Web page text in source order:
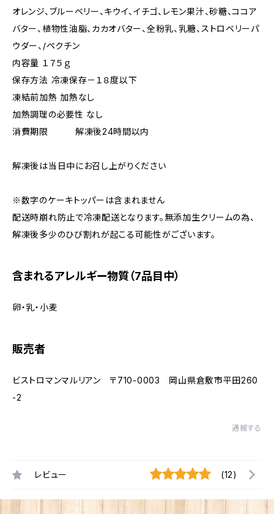
オレンジ、ブルーベリー、キウイ、イチゴ、レモン果汁、砂糖、ココア
バター、植物性油脂、カカオバター、全粉乳、乳糖、ストロベリーパ
ウダー、/ペクチン
内容量 １７５ｇ
保存方法 冷凍保存－１８度以下
凍結前加熱 加熱なし
加熱調理の必要性 なし
消費期限 解凍後24時間以内
解凍後は当日中にお召し上がりください
※数字のケーキトッパーは含まれません
配送時崩れ防止で冷凍配送となります。無添加生クリームの為、
解凍後多少のひび割れが起こる可能性がございます。
含まれるアレルギー物質（7品目中）
卵・乳・小麦
販売者
ビストロマンマルリアン 〒710-0003 岡山県倉敷市平田260
-2
通報する
レビュー (12)